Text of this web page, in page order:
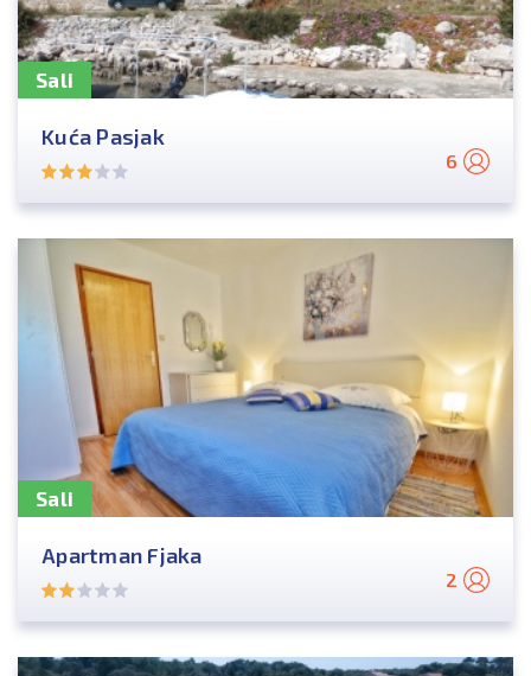
Sali
Kuća Pasjak
6
Sali
Apartman Fjaka
2